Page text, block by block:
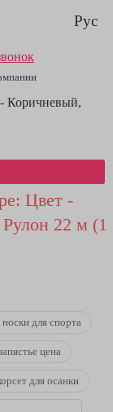
Рус
Коричневый,
Цвет -
22 м (1
для спорта
цена
для осанки